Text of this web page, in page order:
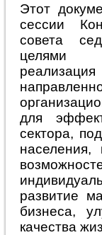
Этот
сессии
совета
целями
для
сектора,
населения,
развитие
бизнеса,
качества